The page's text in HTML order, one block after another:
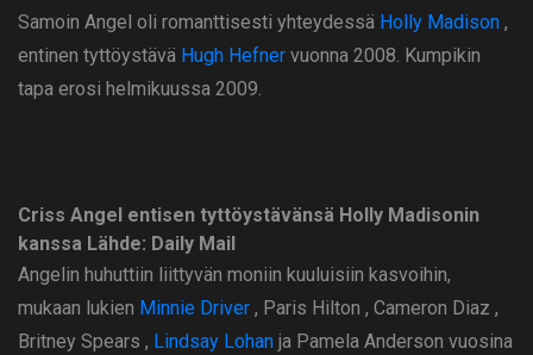
Samoin Angel oli romanttisesti yhteydessä Holly Madison ,
entinen tyttöystävä Hugh Hefner vuonna 2008. Kumpikin
tapa erosi helmikuussa 2009.
Criss Angel entisen tyttöystävänsä Holly Madisonin
kanssa Lähde: Daily Mail
Angelin huhuttiin liittyvän moniin kuuluisiin kasvoihin,
mukaan lukien Minnie Driver , Paris Hilton , Cameron Diaz ,
Britney Spears , Lindsay Lohan ja Pamela Anderson vuosina